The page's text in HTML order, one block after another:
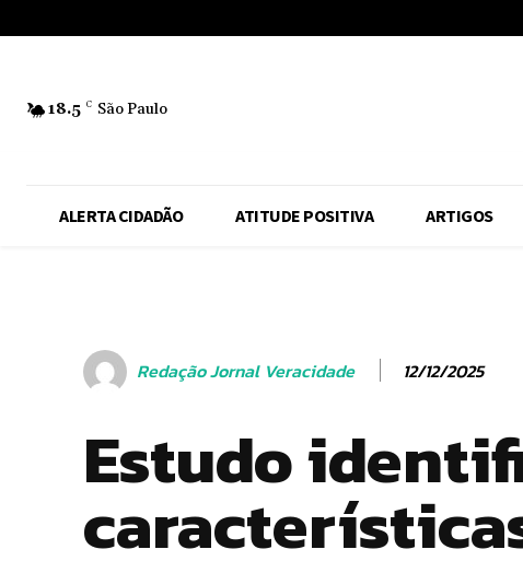
18.5 C São Paulo
ALERTA CIDADÃO ATITUDE POSITIVA ARTIGOS
Redação Jornal Veracidade 12/12/2025
Estudo